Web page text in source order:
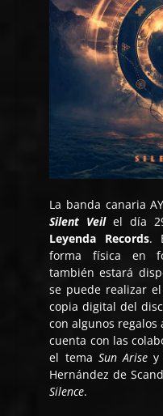
La banda canaria
Silent Veilel día
Leyenda Records.
forma física en
también estará
se puede realizar
copia digital del
con algunos
cuenta con las
el tema Sun Arise y
Hernández de
Silence.